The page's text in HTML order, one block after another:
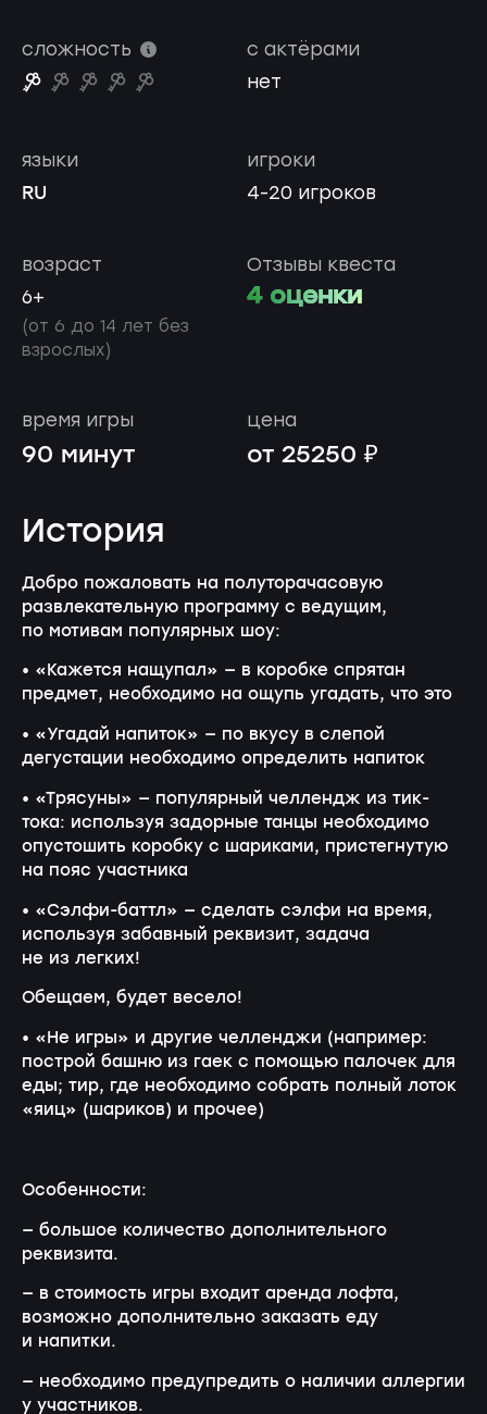
сложность
с актёрами
нет
игроки
4-20 игроков
языки
RU
возраст
6+
(от 6 до 14 лет без
взрослых)
Отзывы квеста
4 оценки
время игры
90 минут
цена
от 25250 ₽
История
Добро пожаловать на полуторачасовую
развлекательную программу с ведущим,
по мотивам популярных шоу:
• «Кажется нащупал» — в коробке спрятан
предмет, необходимо на ощупь угадать, что это
• «Угадай напиток» — по вкусу в слепой
дегустации необходимо определить напиток
• «Трясуны» — популярный челлендж из тик-
тока: используя задорные танцы необходимо
опустошить коробку с шариками, пристегнутую
на пояс участника
• «Сэлфи-баттл» — сделать сэлфи на время,
используя забавный реквизит, задача
не из легких!
Обещаем, будет весело!
• «Не игры» и другие челленджи (например:
построй башню из гаек с помощью палочек для
еды; тир, где необходимо собрать полный лоток
«яиц» (шариков) и прочее)
Особенности:
— большое количество дополнительного
реквизита.
— в стоимость игры входит аренда лофта,
возможно дополнительно заказать еду
и напитки.
— необходимо предупредить о наличии аллергии
у участников.